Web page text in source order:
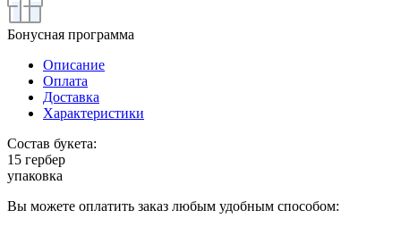
Бонусная программа
Описание
Оплата
Доставка
Характеристики
Состав букета:
15 гербер
упаковка
Вы можете оплатить заказ любым удобным способом: